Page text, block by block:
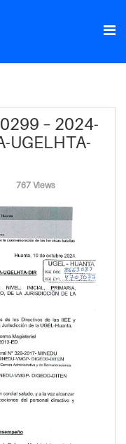
– 2024-
UGELHTA-
767 Views